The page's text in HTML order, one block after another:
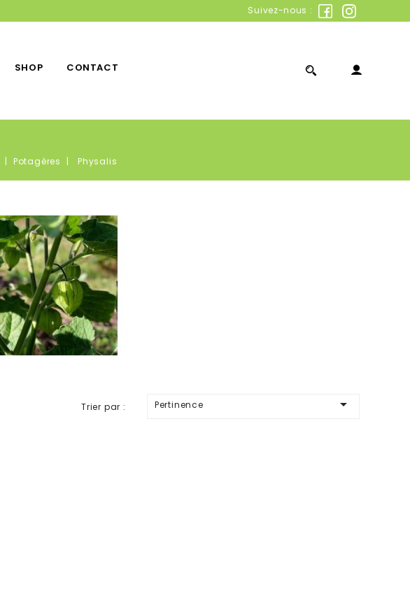
Suivez-nous :
SHOP CONTACT
Potagères Physalis
Trier par : Pertinence 